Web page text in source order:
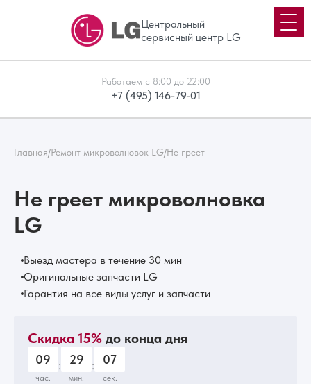
Центральный
сервисный центр LG
Работаем с 8:00 до 22:00
+7 (495) 146-79-01
Главная/Ремонт микроволновок LG/Не греет
Не греет микроволновка
LG
Выезд мастера в течение 30 мин
Оригинальные запчасти LG
Гарантия на все виды услуг и запчасти
Скидка 15% до конца дня
09
час.
: 29
мин.
: 06
сек.